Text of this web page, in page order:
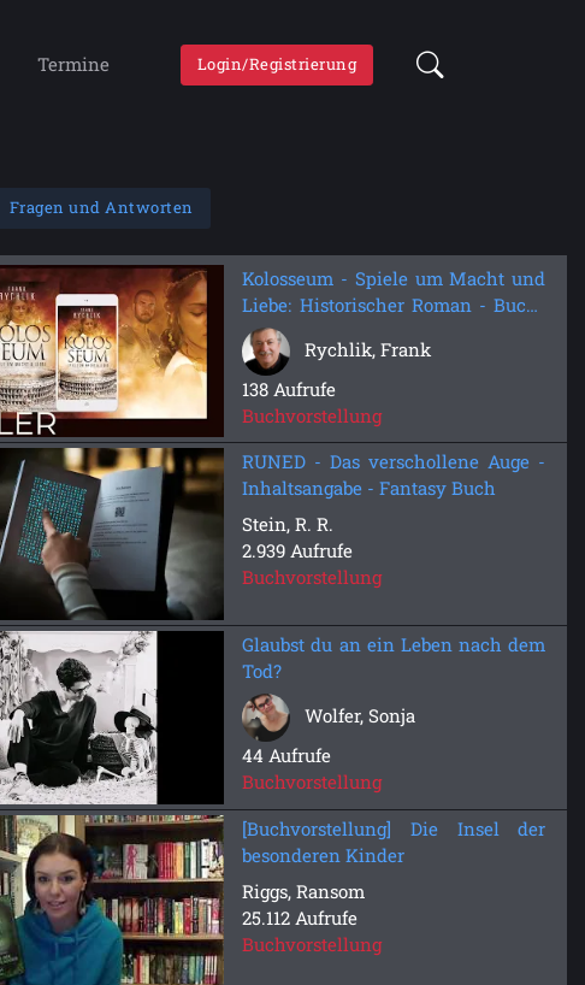
Termine Login/Registrierung
Fragen und Antworten
Kolosseum - Spiele um Macht und
Liebe: Historischer Roman - Buch-
Trailer
Rychlik, Frank
138 Aufrufe
Buchvorstellung
RUNED - Das verschollene Auge -
Inhaltsangabe - Fantasy Buch
Stein, R. R.
2.939 Aufrufe
Buchvorstellung
Glaubst du an ein Leben nach dem
Tod?
Wolfer, Sonja
44 Aufrufe
Buchvorstellung
[Buchvorstellung] Die Insel der
besonderen Kinder
Riggs, Ransom
25.112 Aufrufe
Buchvorstellung